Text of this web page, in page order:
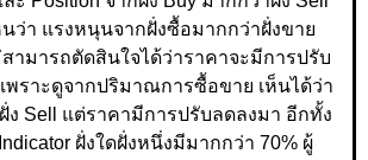
ว่า แรงหนุนจากฝั่งซื้อมากกว่าฝั่งขาย
สามารถตัดสินใจได้ว่าราคาจะมีการปรับ
พราะดูจากปริมาณการซื้อขาย เห็นได้ว่า
ง Sell แต่ราคามีการปรับลดลงมา อีกทั้ง
ฝั่งใดฝั่งหนึ่งมีมากกว่า 70% ผู้